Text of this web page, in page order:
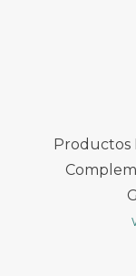
Productos